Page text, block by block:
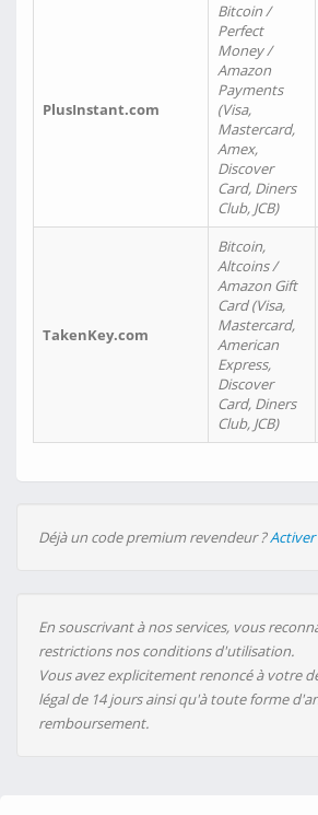
PlusInstant.com
Bitcoin /
Perfect
Money /
Amazon
Payments
(Visa,
Mastercard,
Amex,
Discover
Card, Diners
Club, JCB)
TakenKey.com
Bitcoin,
Altcoins /
Amazon Gift
Card (Visa,
Mastercard,
American
Express,
Discover
Card, Diners
Club, JCB)
Déjà un code premium revendeur ?
En souscrivant à nos services, vous
restrictions nos conditions d'utilisation.
Vous avez explicitement renoncé à votre
légal de 14 jours ainsi qu'à toute forme
remboursement.